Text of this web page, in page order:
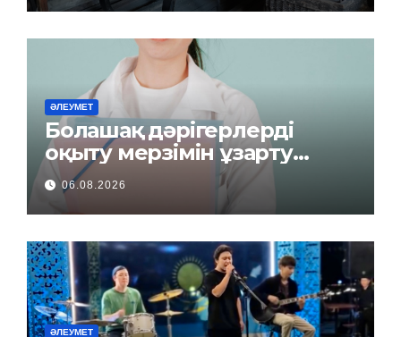
ӘЛЕУМЕТ
Болашақ дәрігерлерді
оқыту мерзімін ұзарту
керек пе?
06.08.2026
ӘЛЕУМЕТ